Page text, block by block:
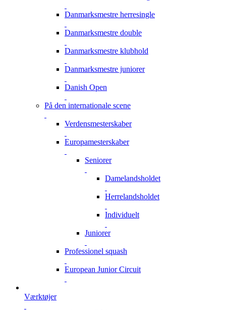
Danmarksmestre herresingle
Danmarksmestre double
Danmarksmestre klubhold
Danmarksmestre juniorer
Danish Open
På den internationale scene
Verdensmesterskaber
Europamesterskaber
Seniorer
Damelandsholdet
Herrelandsholdet
Individuelt
Juniorer
Professionel squash
European Junior Circuit
Værktøjer